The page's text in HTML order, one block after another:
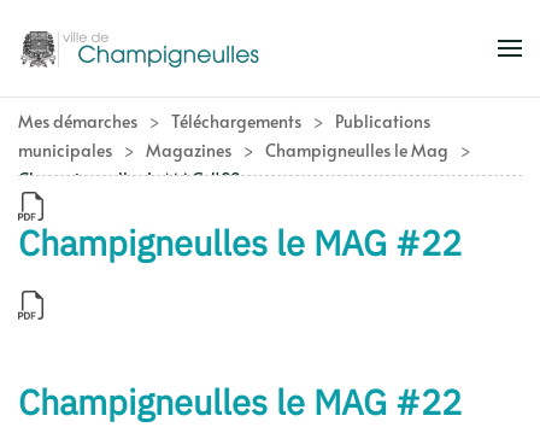
Accéder au contenu principal
Mes démarches Téléchargements
Publications
municipales
Magazines
Champigneulles le Mag
Champigneulles le MAG #22
Champigneulles le MAG #22
Champigneulles le MAG #22